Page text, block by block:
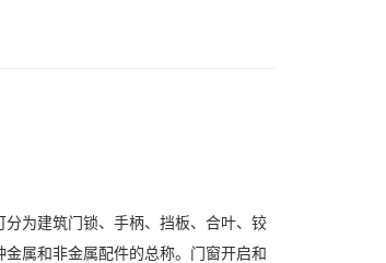
为建筑门锁、手柄、挡板、合叶、铰
属和非金属配件的总称。门窗开启和